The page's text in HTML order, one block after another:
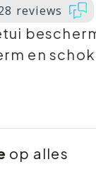
reviews
en
op alles